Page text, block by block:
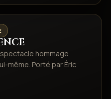
hommage
même. Porté par Éric